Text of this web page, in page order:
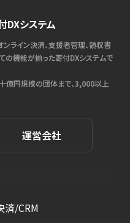
DXシステム
ンライン決済、支援者管理、領収書
の機能が揃った寄付DXシステムで
億円規模の団体まで、3,000以上
運営会社
済/CRM